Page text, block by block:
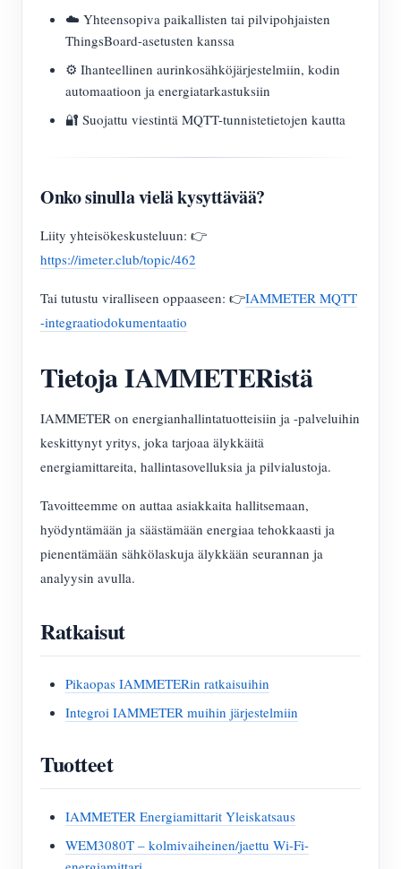
☁️ Yhteensopiva paikallisten tai pilvipohjaisten
ThingsBoard-asetusten kanssa
⚙️ Ihanteellinen aurinkosähköjärjestelmiin, kodin
automaatioon ja energiatarkastuksiin
🔐 Suojattu viestintä MQTT-tunnistetietojen kautta
Onko sinulla vielä kysyttävää?
Liity yhteisökeskusteluun: 👉
https://imeter.club/topic/462
Tai tutustu viralliseen oppaaseen: 👉IAMMETER MQTT
-integraatiodokumentaatio
Tietoja IAMMETERistä
IAMMETER on energianhallintatuotteisiin ja -palveluihin
keskittynyt yritys, joka tarjoaa älykkäitä
energiamittareita, hallintasovelluksia ja pilvialustoja.
Tavoitteemme on auttaa asiakkaita hallitsemaan,
hyödyntämään ja säästämään energiaa tehokkaasti ja
pienentämään sähkölaskuja älykkään seurannan ja
analyysin avulla.
Ratkaisut
Pikaopas IAMMETERin ratkaisuihin
Integroi IAMMETER muihin järjestelmiin
Tuotteet
IAMMETER Energiamittarit Yleiskatsaus
WEM3080T – kolmivaiheinen/jaettu Wi-Fi-